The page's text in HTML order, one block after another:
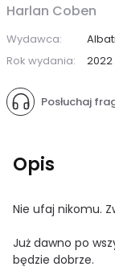
Harlan Coben
Wydawca:
Rok wydania:
2022
Posłuchaj
Opis
Nie ufaj nikomu.
Już dawno po
będzie dobrze.